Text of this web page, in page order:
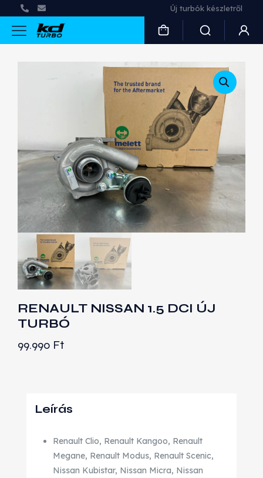
Új turbók készletről
RENAULT NISSAN 1.5 DCI ÚJ
TURBÓ
99.990 Ft
Leírás
Renault Clio, Renault Kangoo, Renault
Megane, Renault Modus, Renault Scenic,
Nissan Kubistar, Nissan Micra, Nissan